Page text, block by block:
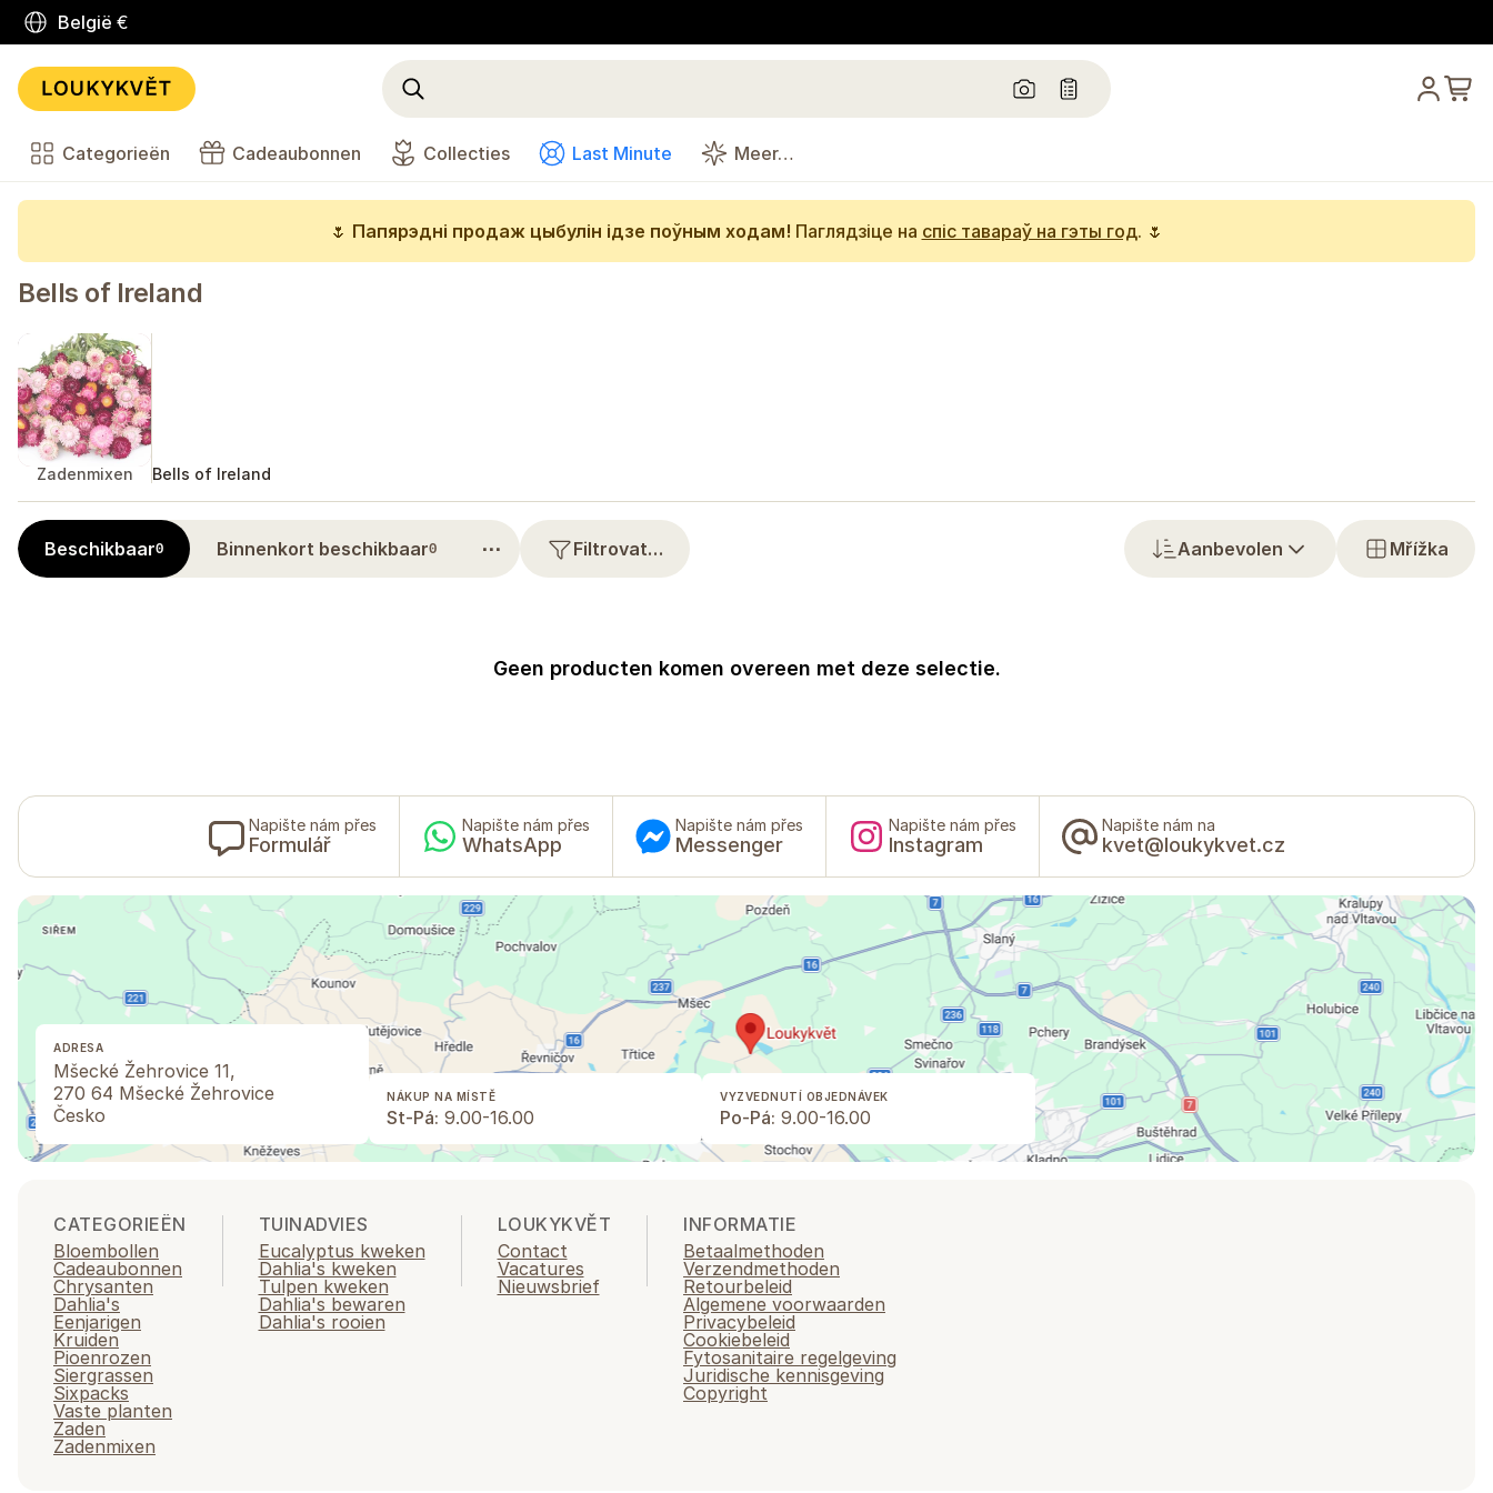
België €
Categorieën Cadeaubonnen Collecties Last Minute Meer…
🌷 Папярэдні продаж цыбулін ідзе поўным ходам! Паглядзіце на спіс тавараў на гэты год. 🌷
Bells of Ireland
Zadenmixen Bells of Ireland
Beschikbaar0 Binnenkort beschikbaar0 ⋯ Filtrovat… Aanbevolen Mřížka
Geen producten komen overeen met deze selectie.
Napište nám přes
Formulář
Napište nám přes
WhatsApp
Napište nám přes
Messenger
Napište nám přes
Instagram
Napište nám na
kvet@loukykvet.cz
ADRESA
Mšecké Žehrovice 11,
270 64 Mšecké Žehrovice
Česko
NÁKUP NA MÍSTĚ
St-Pá: 9.00-16.00
VYZVEDNUTÍ OBJEDNÁVEK
Po-Pá: 9.00-16.00
CATEGORIEËN
Bloembollen
Cadeaubonnen
Chrysanten
Dahlia's
Eenjarigen
Kruiden
Pioenrozen
Siergrassen
Sixpacks
Vaste planten
Zaden
Zadenmixen
TUINADVIES
Eucalyptus kweken
Dahlia's kweken
Tulpen kweken
Dahlia's bewaren
Dahlia's rooien
LOUKYKVĚT
Contact
Vacatures
Nieuwsbrief
INFORMATIE
Betaalmethoden
Verzendmethoden
Retourbeleid
Algemene voorwaarden
Privacybeleid
Cookiebeleid
Fytosanitaire regelgeving
Juridische kennisgeving
Copyright